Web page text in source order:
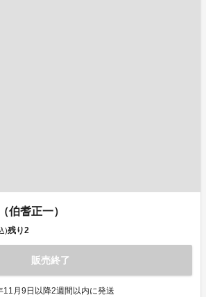
伯耆正一）
)残り2
販売終了
月9日以降2週間以内に発送